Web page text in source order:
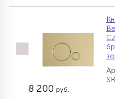
8 200 руб.